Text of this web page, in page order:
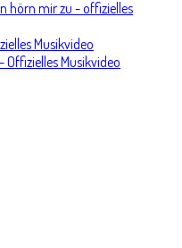
hörn mir zu - offizielles
Musikvideo
Musikvideo